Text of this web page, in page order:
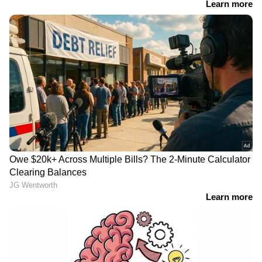
ശബരിമലയിലെ നെയ്യ്
അഴിമതിക്കേസ് ക്രൈം
ബ്രാഞ്ചിന് വിടും,
ഭക്തജനങ്ങളുടെ കാശ്
കട്ട ഒരാളെപ്പോലും
സർക്കാർ വെറുതെ
വിടില്ലെന്ന് ദേവസ്വം മന്ത്രി
അർജുൻ ആയങ്കിയെ
വെടിവെയ്ക്കാനൊന്നും
ആഭ്യന്തരവകുപ്പ് നിർദേശം
നൽകിയിട്ടില്ലെന്ന് മന്ത്രി
രമേശ് ചെന്നിത്തല; ​​
'ഗുണ്ടകൾ പലതും പറയും,
നോക്കാം'
ജെൻസികളെ കേൾക്കാൻ
കോൺ​ഗ്രസിനായോ എന്ന്
പരിശോധിക്കണം; സംവാദ
അർജ്ജുൻ
ആയങ്കിയുമായി ബന്ധം; 5
പേർ തിരുവനന്തപുരത്ത്